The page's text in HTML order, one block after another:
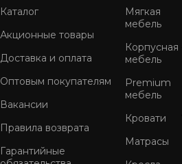
Каталог
Акционные товары
Доставка и оплата
Оптовым покупателям
Вакансии
Правила возврата
Гарантийные
Мягкая
мебель
Корпусная
мебель
Premium
мебель
Кровати
Матрасы